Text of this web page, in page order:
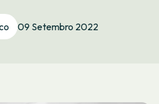
09 Setembro 2022